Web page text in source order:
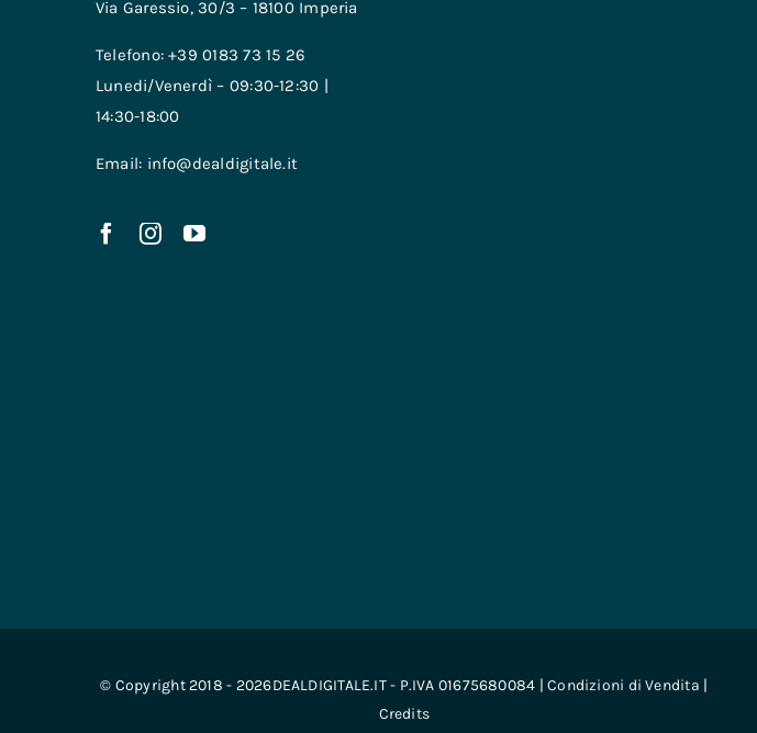
Via Garessio, 30/3 – 18100 Imperia
Telefono: +39 0183 73 15 26
Lunedi/Venerdì – 09:30-12:30 |
14:30-18:00
Email: info@dealdigitale.it
© Copyright 2018 - 2026DEALDIGITALE.IT - P.IVA 01675680084 |Condizioni di Vendita |
Credits